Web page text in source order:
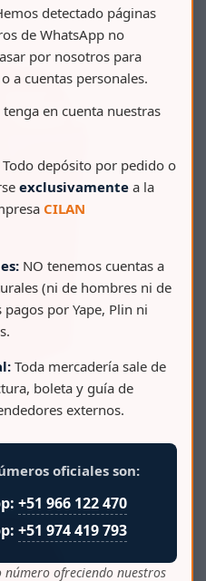
detectado páginas
de WhatsApp no
por nosotros para
a cuentas personales.
en cuenta nuestras
Todo depósito por pedido o
exclusivamente a la
CILAN
NO tenemos cuentas a
(ni de hombres ni de
por Yape, Plin ni
Toda mercadería sale de
boleta y guía de
externos.
oficiales son:
+51 966 122 470
+51 974 419 793
ofreciendo nuestros